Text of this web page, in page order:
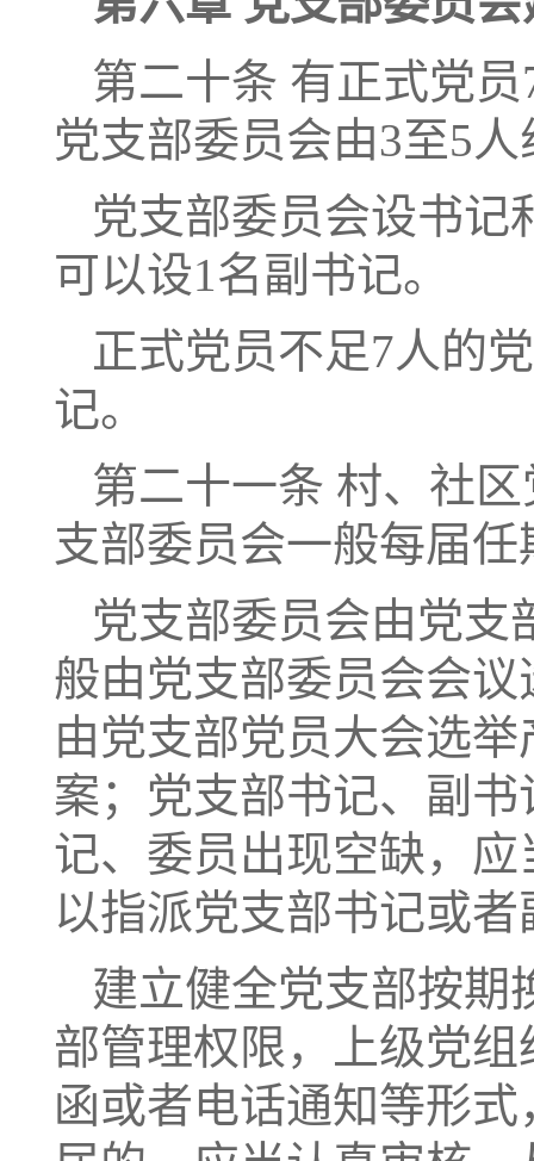
第二十条 有正式党
党支部委员会由3至5
党支部委员会设书记
可以设1名副书记。
正式党员不足7人的
记。
第二十一条 村、社
支部委员会一般每届任
党支部委员会由党支
般由党支部委员会会
由党支部党员大会选
案；党支部书记、副
记、委员出现空缺，
以指派党支部书记或者
建立健全党支部按期
部管理权限，上级党
函或者电话通知等形